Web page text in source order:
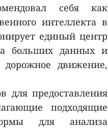
себя как
интеллекта в
единый центр
больших данных и
движение,
для предоставления
подходящие
для анализа